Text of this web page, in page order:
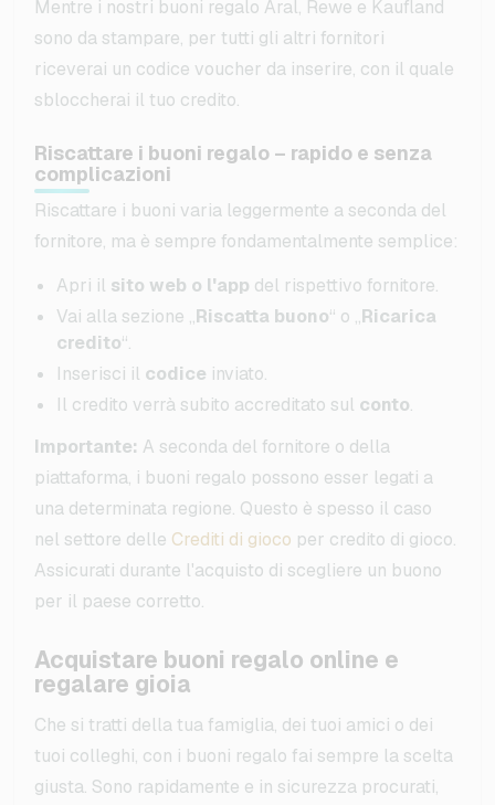
Mentre i nostri buoni regalo Aral, Rewe e Kaufland
sono da stampare, per tutti gli altri fornitori
riceverai un codice voucher da inserire, con il quale
sbloccherai il tuo credito.
Riscattare i buoni regalo – rapido e senza
complicazioni
Riscattare i buoni varia leggermente a seconda del
fornitore, ma è sempre fondamentalmente semplice:
Apri il sito web o l'app del rispettivo fornitore.
Vai alla sezione „Riscatta buono“ o „Ricarica
credito“.
Inserisci il codice inviato.
Il credito verrà subito accreditato sul conto.
Importante: A seconda del fornitore o della
piattaforma, i buoni regalo possono esser legati a
una determinata regione. Questo è spesso il caso
nel settore delle Crediti di gioco per credito di gioco.
Assicurati durante l'acquisto di scegliere un buono
per il paese corretto.
Acquistare buoni regalo online e
regalare gioia
Che si tratti della tua famiglia, dei tuoi amici o dei
tuoi colleghi, con i buoni regalo fai sempre la scelta
giusta. Sono rapidamente e in sicurezza procurati,